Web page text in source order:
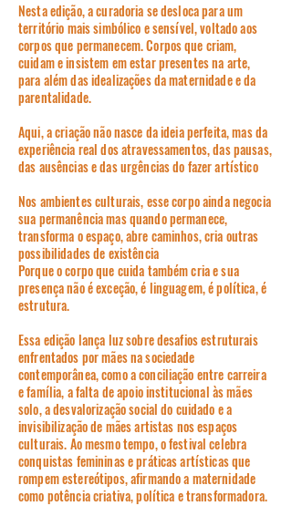
Nesta edição, a curadoria se desloca para um
território mais simbólico e sensível, voltado aos
corpos que permanecem. Corpos que criam,
cuidam e insistem em estar presentes na arte,
para além das idealizações da maternidade e da
parentalidade.
Aqui, a criação não nasce da ideia perfeita, mas da
experiência real dos atravessamentos, das pausas,
das ausências e das urgências do fazer artístico
Nos ambientes culturais, esse corpo ainda negocia
sua permanência mas quando permanece,
transforma o espaço, abre caminhos, cria outras
possibilidades de existência
Porque o corpo que cuida também cria e sua
presença não é exceção, é linguagem, é política, é
estrutura.
Essa edição lança luz sobre desafios estruturais
enfrentados por mães na sociedade
contemporânea, como a conciliação entre carreira
e família, a falta de apoio institucional às mães
solo, a desvalorização social do cuidado e a
invisibilização de mães artistas nos espaços
culturais. Ao mesmo tempo, o festival celebra
conquistas femininas e práticas artísticas que
rompem estereótipos, afirmando a maternidade
como potência criativa, política e transformadora.